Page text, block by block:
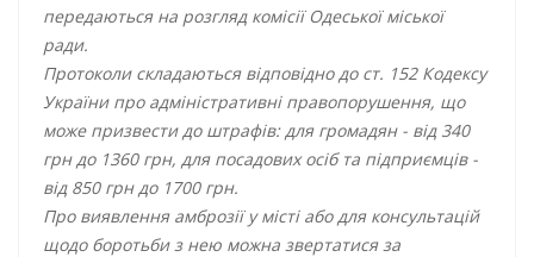
передаються на розгляд комісії Одеської міської
ради.
Протоколи складаються відповідно до ст. 152 Кодексу
України про адміністративні правопорушення, що
може призвести до штрафів: для громадян - від 340
грн до 1360 грн, для посадових осіб та підприємців -
від 850 грн до 1700 грн.
Про виявлення амброзії у місті або для консультацій
щодо боротьби з нею можна звертатися за